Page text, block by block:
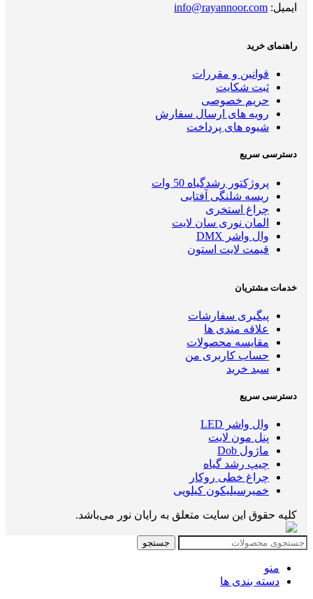
ایمیل: info@rayannoor.com
راهنمای خرید
قوانین و مقررات
ثبت شکایت
حریم خصوصی
رویه های ارسال سفارش
شیوه های پرداخت
دسترسی سریع
پروژکتور رشدگیاه 50 وات
ریسه شلنگی آفتابی
چراغ استخری
المان نوری سان لایت
وال واشر DMX
قیمت لایت استون
خدمات مشتریان
پیگیری سفارشات
علاقه مندی ها
مقایسه محصولات
حساب کاربری من
سبد خرید
دسترسی سریع
وال واشر LED
پنل مون لایت
ماژول Dob
چیپ رشد گیاه
چراغ خطی روکار
خمیرسیلیکون کیلویی
کلیه حقوق این سایت متعلق به رایان نور می‌باشد.
جستجو
منو
دسته بندی ها